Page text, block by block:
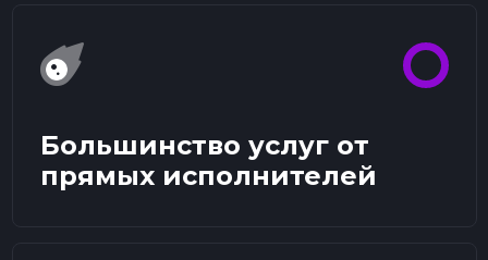
Большинство услуг от
прямых исполнителей